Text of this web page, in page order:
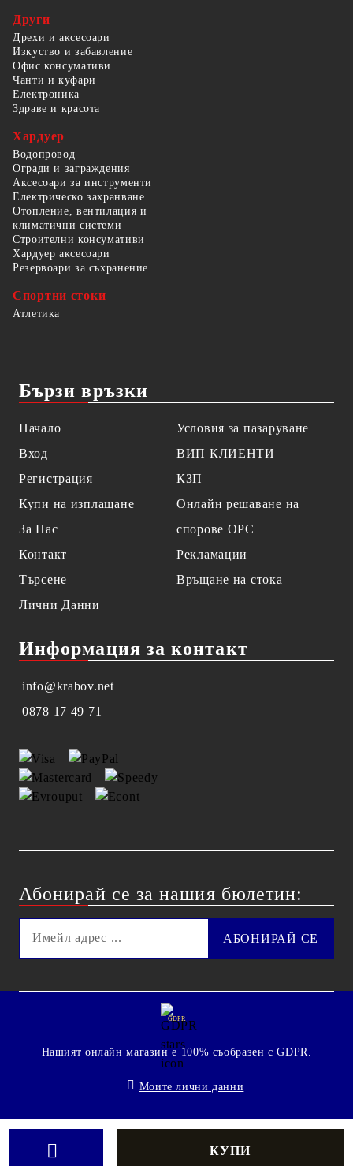
Други
Дрехи и аксесоари
Изкуство и забавление
Офис консумативи
Чанти и куфари
Електроника
Здраве и красота
Хардуер
Водопровод
Огради и заграждения
Аксесоари за инструменти
Електрическо захранване
Отопление, вентилация и
климатични системи
Строителни консумативи
Хардуер аксесоари
Резервоари за съхранение
Спортни стоки
Атлетика
Бързи връзки
Начало
Вход
Регистрация
Купи на изплащане
За Нас
Контакт
Търсене
Лични Данни
Условия за пазаруване
ВИП КЛИЕНТИ
КЗП
Онлайн решаване на
спорове OPC
Рекламации
Връщане на стока
Информация за контакт
info@krabov.net
0878 17 49 71
Абонирай се за нашия бюлетин:
GDPR
Нашият онлайн магазин е 100% съобразен с GDPR.
Моите лични данни